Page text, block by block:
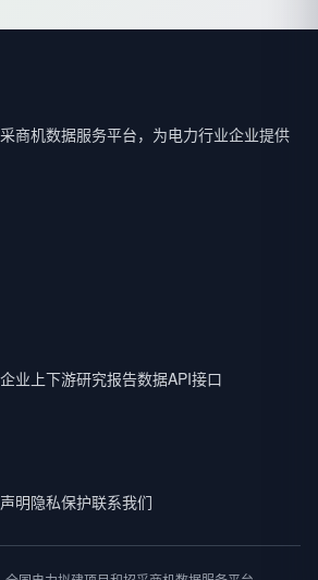
商机数据服务平台，为电力行业企业提供
企业上下游研究报告数据API接口
明隐私保护联系我们